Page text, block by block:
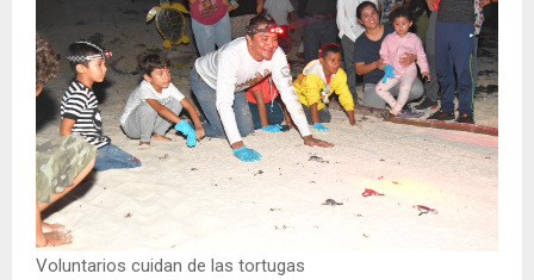
Voluntarios cuidan de las tortugas